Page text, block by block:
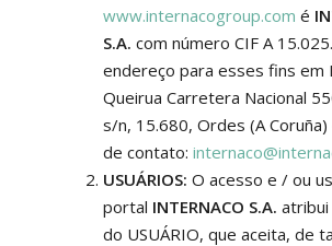
www.internacogroup.com é
S.A. com número CIF A
endereço para esses fins em
Queirua Carretera Nacional
s/n, 15.680, Ordes (A
de contato:
USUÁRIOS:O acesso e / ou
portal INTERNACO S.A. atribui
do USUÁRIO, que aceita, de